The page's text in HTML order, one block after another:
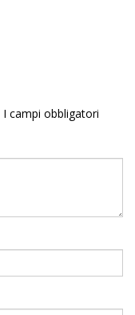
I campi obbligatori